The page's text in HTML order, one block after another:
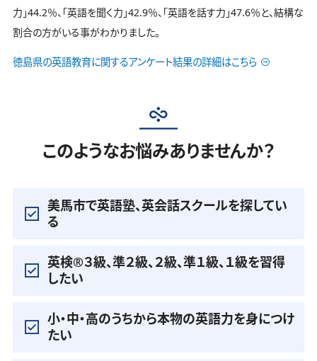
力」44.2％、「英語を聞く力」42.9％、「英語を話す力」47.6％と、結構な
割合の方がいる事がわかりました。
徳島県の英語教育に関するアンケート結果の詳細はこちら
このようなお悩みありませんか？
美馬市で英語塾、英会話スクールを探してい
る
英検®️３級、準２級、２級、準１級、１級を習得
したい
小・中・高のうちから本物の英語力を身につけ
たい